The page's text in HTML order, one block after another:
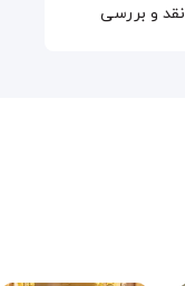
نقد و بررسی